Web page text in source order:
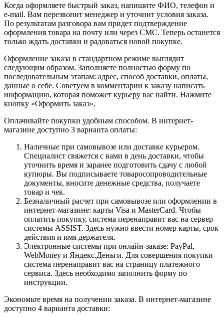
Когда оформляете быстрый заказ, напишите ФИО, телефон и
e-mail. Вам перезвонит менеджер и уточнит условия заказа.
По результатам разговора вам придет подтверждение
оформления товара на почту или через СМС. Теперь останется
только ждать доставки и радоваться новой покупке.
Оформление заказа в стандартном режиме выглядит
следующим образом. Заполняете полностью форму по
последовательным этапам: адрес, способ доставки, оплаты,
данные о себе. Советуем в комментарии к заказу написать
информацию, которая поможет курьеру вас найти. Нажмите
кнопку «Оформить заказ».
Оплачивайте покупки удобным способом. В интернет-
магазине доступно 3 варианта оплаты:
Наличные при самовывозе или доставке курьером.
Специалист свяжется с вами в день доставки, чтобы
уточнить время и заранее подготовить сдачу с любой
купюры. Вы подписываете товаросопроводительные
документы, вносите денежные средства, получаете
товар и чек.
Безналичный расчет при самовывозе или оформлении в
интернет-магазине: карты Visa и MasterCard. Чтобы
оплатить покупку, система перенаправит вас на сервер
системы ASSIST. Здесь нужно ввести номер карты, срок
действия и имя держателя.
Электронные системы при онлайн-заказе: PayPal,
WebMoney и Яндекс.Деньги. Для совершения покупки
система перенаправит вас на страницу платежного
сервиса. Здесь необходимо заполнить форму по
инструкции.
Экономьте время на получении заказа. В интернет-магазине
доступно 4 варианта доставки: